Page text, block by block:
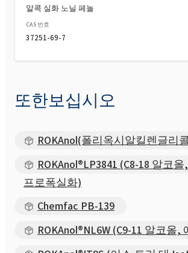
알콕 실화 노닐 페놀
CAS 번호
37251-69-7
또한보십시오
ROKAnol(폴리옥시알킬렌글리
ROKAnol®LP3841 (C8-18 알코
프로폭실화)
Chemfac PB-139
ROKAnol®NL6W (C9-11 알코올,